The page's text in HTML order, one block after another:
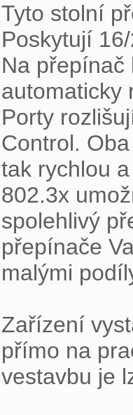
Tyto stolní
Poskytují
Na přepínač
automaticky
Porty
Control.
tak rychlou
802.3x
spolehlivý
přepínače
malými
Zařízení
přímo na
vestavbu je